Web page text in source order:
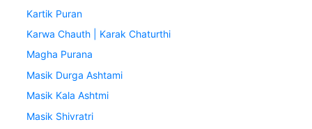
Kartik Puran
Karwa Chauth | Karak Chaturthi
Magha Purana
Masik Durga Ashtami
Masik Kala Ashtmi
Masik Shivratri